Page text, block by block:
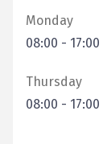
Monday
08:00 - 17:00
Thursday
08:00 - 17:00